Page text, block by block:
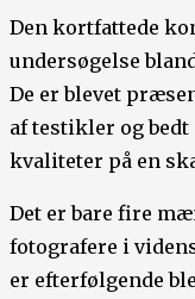
Den kortfattede
undersøgelse
De er blevet
af testikler og
kvaliteter på en
Det er bare fire
fotografere i
er efterfølgende